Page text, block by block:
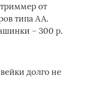
от
типа АА.
– 300 р.
долго не